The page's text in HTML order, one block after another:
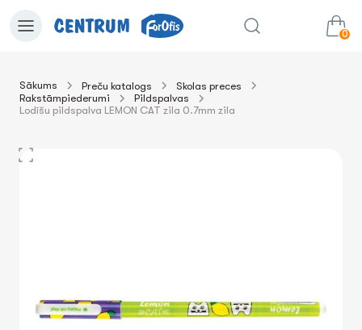
0
uz grozu
Sākums Preču katalogs
Skolas preces
Rakstāmpiederumi
Pildspalvas
Lodīšu pildspalva LEMON CAT zila 0.7mm zila